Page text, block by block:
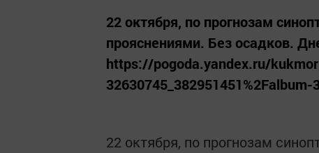
22 октября, по прогнозам
прояснениями. Без осадков.
https://pogoda.yandex.ru/
32630745_382951451%2Falbum-
22 октября, по прогнозам